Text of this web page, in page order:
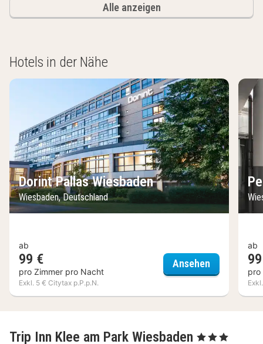
Alle anzeigen
Hotels in der Nähe
Dorint Pallas Wiesbaden
Wiesbaden, Deutschland
ab
99 €
pro Zimmer pro Nacht
Exkl. 5 € Citytax p.P.p.N.
Ansehen Dorint
ab
pro
Trip Inn Klee am Park Wiesbaden , 3 Sterne